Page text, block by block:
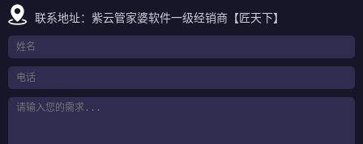
联系地址：紫云管家婆软件一级经销商【匠天下】